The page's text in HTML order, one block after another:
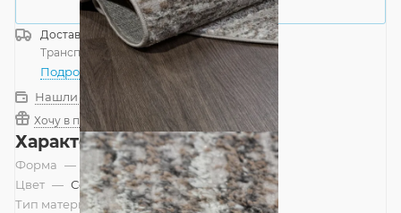
Купить в 1 клик
Доставка
Россия
Транспортной компанией
— бесплатно
Подробнее
Нашли дешевле?
Хочу в подарок
Характеристики
Форма —
Овал
Цвет — Серый
Тип материала